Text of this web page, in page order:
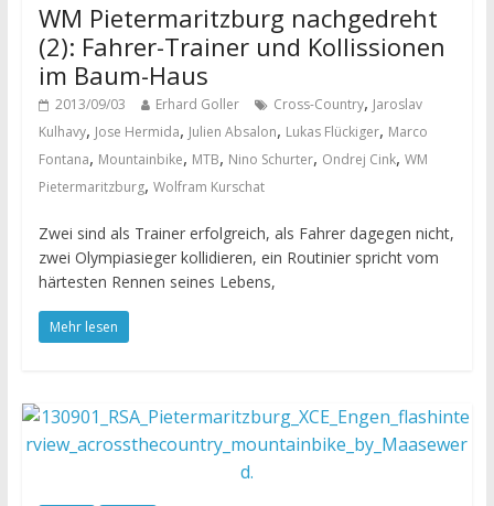
WM Pietermaritzburg nachgedreht
(2): Fahrer-Trainer und Kollissionen
im Baum-Haus
2013/09/03 Erhard Goller Cross-Country, Jaroslav
Kulhavy, Jose Hermida, Julien Absalon, Lukas Flückiger, Marco
Fontana, Mountainbike, MTB, Nino Schurter, Ondrej Cink, WM
Pietermaritzburg, Wolfram Kurschat
Zwei sind als Trainer erfolgreich, als Fahrer dagegen nicht,
zwei Olympiasieger kollidieren, ein Routinier spricht vom
härtesten Rennen seines Lebens,
Mehr lesen